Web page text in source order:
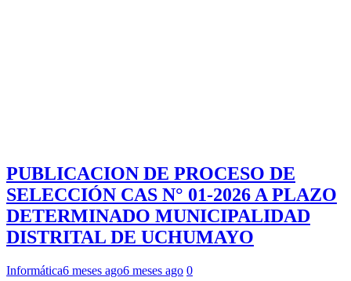
PUBLICACION DE PROCESO DE
SELECCIÓN CAS N° 01-2026 A PLAZO
DETERMINADO MUNICIPALIDAD
DISTRITAL DE UCHUMAYO
Informática6 meses ago6 meses ago 0